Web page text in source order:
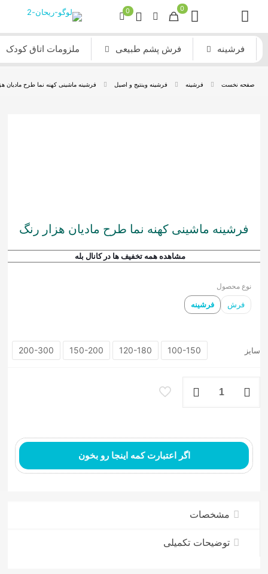
0
0
فرشینه فرش پشم طبیعی ملزومات اتاق کودک
صفحه نخست فرشینه فرشینه وینتیج و اصیل فرشینه ماشینی کهنه نما طرح مادیان
فرشینه ماشینی کهنه نما طرح مادیان هزار رنگ
مشاهده همه تخفیف ها در کانال بله
نوع محصول
فرش فرشینه
سایز 100-150
120-180
150-200
200-300
مادیان
هزار
رنگ
عدد
اگر اعتبارت کمه اینجا رو بخون
مشخصات
توضیحات تکمیلی